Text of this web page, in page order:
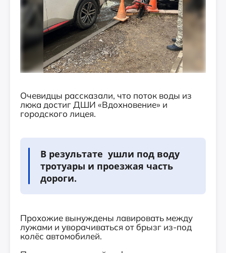
Очевидцы рассказали, что поток воды из
люка достиг ДШИ «Вдохновение» и
городского лицея.
В результате ушли под воду
тротуары и проезжая часть
дороги.
Прохожие вынуждены лавировать между
лужами и уворачиваться от брызг из-под
колёс автомобилей.